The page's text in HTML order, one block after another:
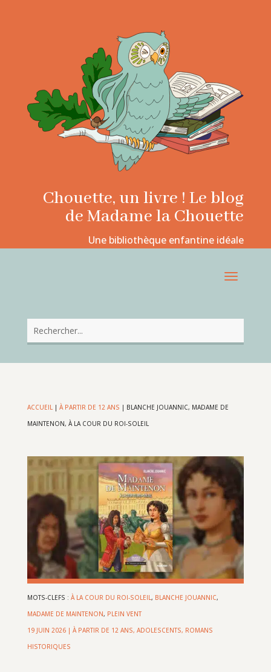
Chouette, un livre ! Le blog
de Madame la Chouette
Une bibliothèque enfantine idéale
ACCUEIL| À PARTIR DE 12 ANS | BLANCHE JOUANNIC, MADAME DE
MAINTENON, À LA COUR DU ROI-SOLEIL
MOTS-CLEFS : À LA COUR DU ROI-SOLEIL , BLANCHE JOUANNIC,
MADAME DE MAINTENON, PLEIN VENT
19 JUIN 2026| À PARTIR DE 12 ANS, ADOLESCENTS, ROMANS
HISTORIQUES